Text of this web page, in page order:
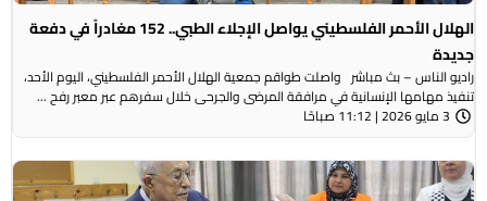
الهلال الأحمر الفلسطيني يواصل الإجلاء الطبي.. 152 مغادراً في دفعة
جديدة
راديو الناس – بث مباشر واصلت طواقم جمعية الهلال الأحمر الفلسطيني، اليوم الأحد،
تنفيذ مهامها الإنسانية في مرافقة المرضى والجرحى خلال سفرهم عبر معبر رفح ...
3 مايو 2026 | 11:12 صباحًا